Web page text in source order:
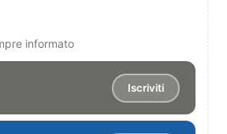
informato
Iscriviti